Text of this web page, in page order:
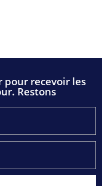
pour recevoir les
Restons